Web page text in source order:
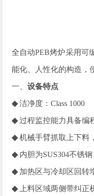
全自动PEB烤炉采用可
能化、人性化的构造，
一、 设备特点
◆洁净度： Class 1000
◆过程监控能力具备编
◆机械手臂抓取上下料
◆ 内胆为SUS304不锈
◆ 加热区与冷却区回转
◆ 上料区域两侧带纠